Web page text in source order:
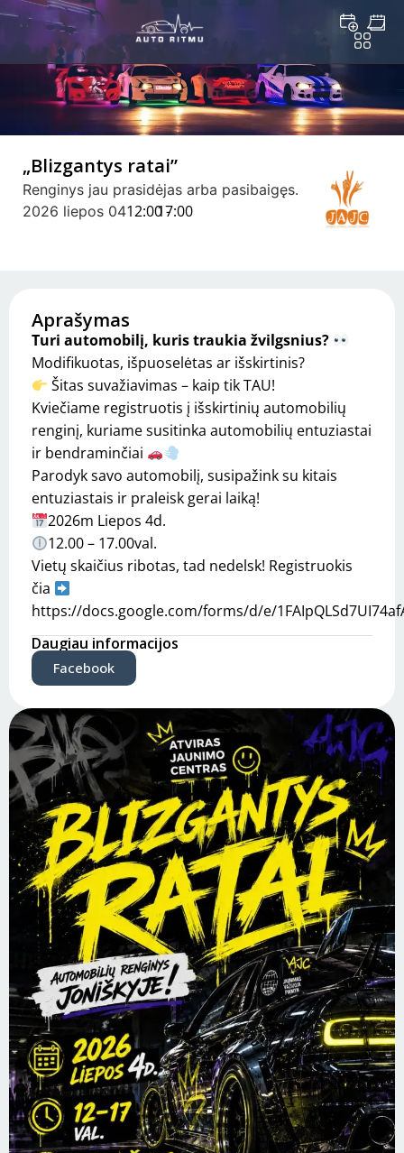
„Blizgantys ratai”
Renginys jau prasidėjas arba pasibaigęs.
2026 liepos 0412:00 -17:00
Aprašymas
Turi automobilį, kuris traukia žvilgsnius?
Modifikuotas, išpuoselėtas ar išskirtinis?
Šitas suvažiavimas – kaip tik TAU!
Kviečiame registruotis į išskirtinių automobilių
renginį, kuriame susitinka automobilių entuziastai
ir bendraminčiai
Parodyk savo automobilį, susipažink su kitais
entuziastais ir praleisk gerai laiką!
2026m Liepos 4d.
12.00 – 17.00val.
Vietų skaičius ribotas, tad nedelsk! Registruokis
čia
https://docs.google.com/forms/d/e/
Daugiau informacijos
Facebook